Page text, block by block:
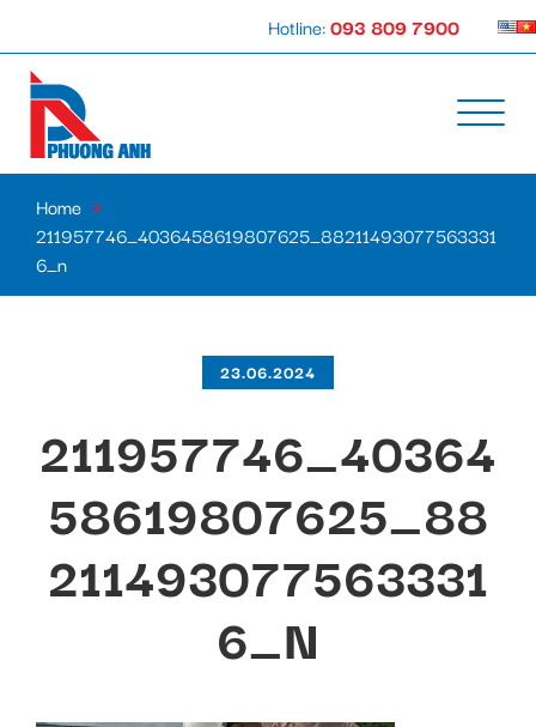
Hotline:093 809 7900
Home »
211957746_4036458619807625_88211493077563331
6_n
23.06.2024
211957746_40364
58619807625_88
211493077563331
6_N